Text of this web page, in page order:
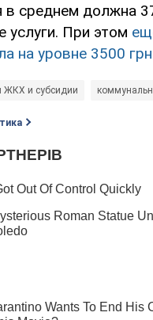
в среднем должна
услуги. При этом
на уровне 3500
ЖКХ и субсидии